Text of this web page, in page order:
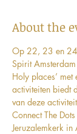
About the
Op 22, 23 en
Spirit
Holy places’
activiteiten biedt
van deze
Connect The
Jeruzalemkerk in